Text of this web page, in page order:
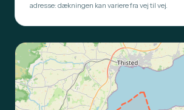
adresse: dækningen kan variere fra vej til vej.